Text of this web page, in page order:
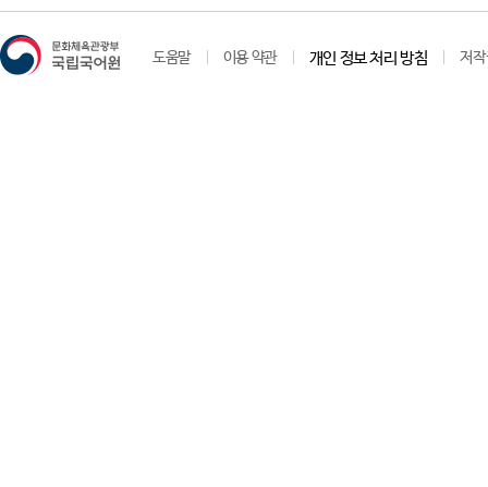
도움말 이용 약관 개인 정보 처리 방침 저